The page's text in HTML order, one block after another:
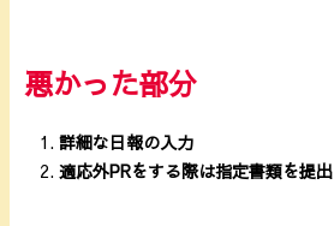
悪かった部分
詳細な日報の入力
適応外PRをする際は指定書類を提出